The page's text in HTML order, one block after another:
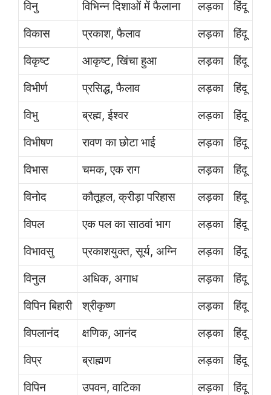
विनु विभिन्न दिशाओं में फैलाना लड़का
हिंदू
विकास
प्रकाश, फैलाव लड़का
हिंदू
विकृष्ट
आकृष्ट, खिंचा हुआ लड़का
हिंदू
विभीर्ण
प्रसिद्ध, फैलाव लड़का
हिंदू
विभु
ब्रह्म, ईश्वर लड़का
हिंदू
विभीषण
रावण का छोटा भाई लड़का
हिंदू
विभास
चमक, एक राग लड़का
हिंदू
विनोद
कौतूहल, क्रीड़ा परिहास लड़का
हिंदू
विपल
एक पल का साठवां भाग लड़का
हिंदू
विभावसु
प्रकाशयुक्त, सूर्य, अग्नि लड़का
हिंदू
विनुल
अधिक, अगाध लड़का
हिंदू
विपिन बिहारी
श्रीकृष्ण लड़का
हिंदू
विपलानंद
क्षणिक, आनंद लड़का
हिंदू
विप्र
ब्राह्मण लड़का
हिंदू
विपिन
उपवन, वाटिका लड़का
हिंदू